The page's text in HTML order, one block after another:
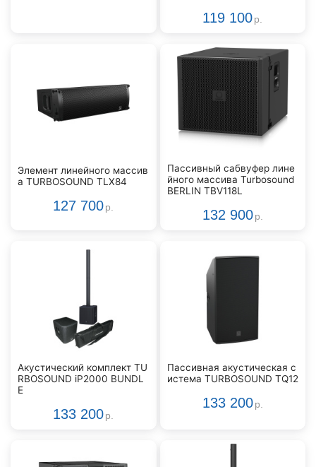
119 100 р.
Элемент линейного массив
а TURBOSOUND TLX84
127 700 р.
Пассивный сабвуфер лине
йного массива Turbosound
BERLIN TBV118L
132 900 р.
Акустический комплект TU
RBOSOUND iP2000 BUNDL
E
133 200 р.
Пассивная акустическая с
истема TURBOSOUND TQ12
133 200 р.